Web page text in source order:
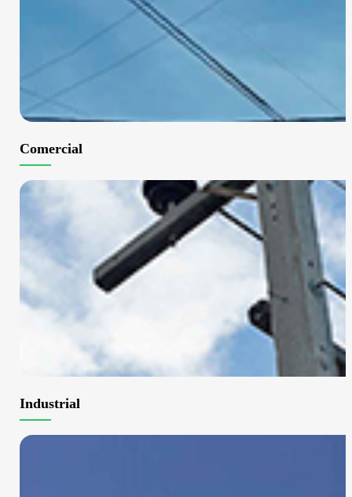
Comercial
Industrial